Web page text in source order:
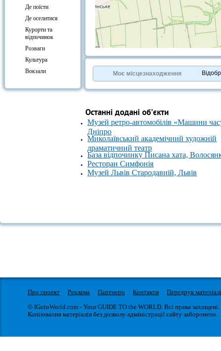
Де поїсти
Де оселитися
Курорти та
відпочинок
Розваги
Культура
Вокзали
OpenStreetMapcontributors.
»
Моє місцезнаходження
Останні додані об'єкти
Музей ретро-автомобілів «Машини
Дніпро
Миколаївський академічний художній
драматичний театр
База відпочинку Писана хата,
Ресторан Симфонія
Музей Львів Стародавній, Львів
Про проект Реклама Партнери Контакти
Передрук
© IGotoWorld.com - Your GUIDE TO the WORLD. Всі права захищені.
Копіювання матеріалів без дозволу адміністрації сайту заборонено.